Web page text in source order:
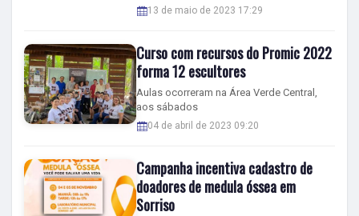
13 de maio de 2023 17:29
Curso com recursos do Promic 2022
forma 12 escultores
Aulas ocorreram na Área Verde Central,
aos sábados
04 de abril de 2023 09:20
Campanha incentiva cadastro de
doadores de medula óssea em
Sorriso